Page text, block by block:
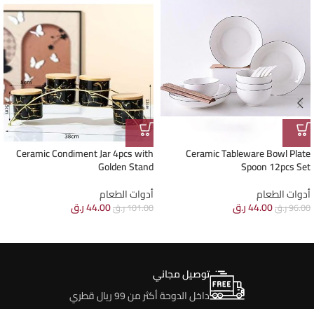
Ceramic Tableware Bowl Plate
Spoon 12pcs Set
أدوات الطعام
96.00ر.ق44.00ر.ق
Ceramic Condiment Jar 4pcs with
Golden Stand
أدوات الطعام
101.00ر.ق44.00ر.ق
توصيل مجاني
داخل الدوحة أكثر من 99 ريال قطري